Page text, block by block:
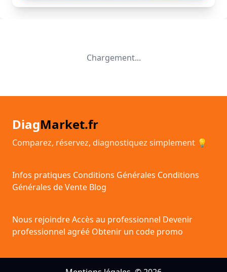
Chargement...
DiagMarket.fr
Comparez, réservez, diagnostiquez simplement 💡
Infos pratiques Conditions Générales Conditions
Générales de Vente Blog
Nous rejoindreAccès au professionnel Devenir
professionnel agréé Obtenir un code promo